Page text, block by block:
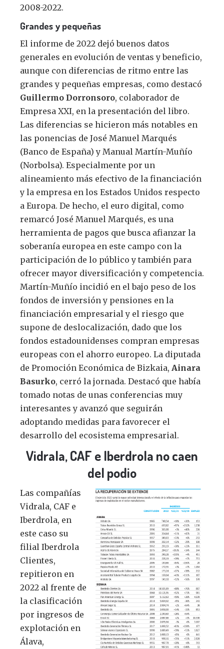
2008-2022.
Grandes y pequeñas
El informe de 2022 dejó buenos datos
generales en evolución de ventas y beneficio,
aunque con diferencias de ritmo entre las
grandes y pequeñas empresas, como destacó
Guillermo Dorronsoro, colaborador de
Empresa XXI, en la presentación del libro.
Las diferencias se hicieron más notables en
las ponencias de José Manuel Marqués
(Banco de España) y Manual Martín-Muñío
(Norbolsa). Especialmente por un
alineamiento más efectivo de la financiación
y la empresa en los Estados Unidos respecto
a Europa. De hecho, el euro digital, como
remarcó José Manuel Marqués, es una
herramienta de pagos que busca afianzar la
soberanía europea en este campo con la
participación de lo público y también para
ofrecer mayor diversificación y competencia.
Martín-Muñío incidió en el bajo peso de los
fondos de inversión y pensiones en la
financiación empresarial y el riesgo que
supone de deslocalización, dado que los
fondos estadounidenses compran empresas
europeas con el ahorro europeo. La diputada
de Promoción Económica de Bizkaia, Ainara
Basurko, cerró la jornada. Destacó que había
tomado notas de unas conferencias muy
interesantes y avanzó que seguirán
adoptando medidas para favorecer el
desarrollo del ecosistema empresarial.
Vidrala, CAF e Iberdrola no caen
del podio
Las compañías
Vidrala, CAF e
Iberdrola, en
este caso su
filial Iberdrola
Clientes,
repitieron en
2022 al frente de
la clasificación
por ingresos de
explotación en
Álava,